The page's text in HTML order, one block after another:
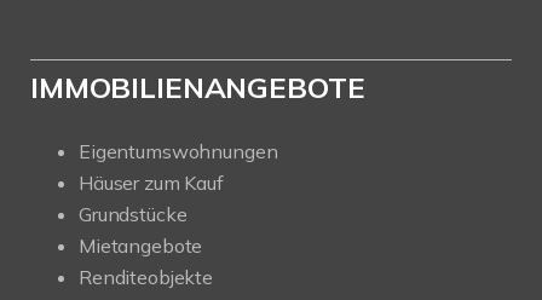
IMMOBILIENANGEBOTE
Eigentumswohnungen
Häuser zum Kauf
Grundstücke
Mietangebote
Renditeobjekte